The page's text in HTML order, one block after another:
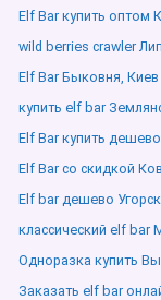
Elf Bar купить оптом
wild berries crawler
Elf Bar Быковня, Киев
купить elf bar
Elf Bar купить
Elf Bar со скидкой
Elf bar дешево
классический elf bar
Одноразка купить
Заказать elf bar